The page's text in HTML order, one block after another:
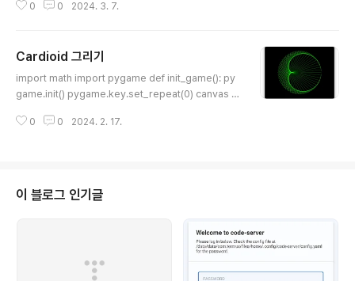
상 속도가 빨라졌다;; [기존코드] def insert(self, data): insert_memo_sq
[1])) self.db_conn.commit() print(cur.lastrowid) return cur.lastrowi
d ..
0 0 2024. 3. 7.
Cardioid 그리기
import math import pygame def init_game(): py
game.init() pygame.key.set_repeat(0) canvas =
k = pygame.time.Clock() return canvas, fps_cloc
event.get(): if event.type == pygame.QUIT: pyg
ame.quit() return draw_c..
0 0 2024. 2. 17.
이 블로그 인기글